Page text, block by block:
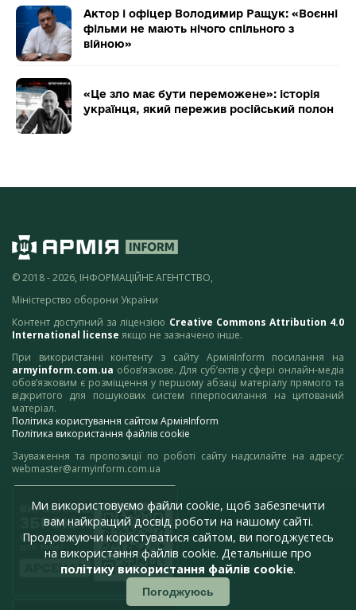
Актор і офіцер Володимир Ращук: «Воєнні
фільми не мають нічого спільного з
війною»
«Це зло має бути переможене»: історія
українця, який пережив російський полон
© 2018 - 2026, ІНФОРМАЦІЙНЕ АГЕНТСТВО,
Міністерство оборони України
Контент доступний за ліцензією Creative Commons Attribution 4.0
International license якщо не зазначено інше.
При використанні контенту з сайту АрміяInform посилання на
armyinform.com.ua обов’язкове. Для суб’єктів у сфері онлайн-медіа
обов’язковим є розміщення у першому абзаці матеріалу прямого та
відкритого для пошукових систем гіперпосилання на цитований
матеріал.
Політика користування сайтом АрміяInform
Політика використання файлів cookie
Зауваження та пропозиції по роботі сайту надсилайте на адресу:
webmaster@armyinform.com.ua
Ми використовуємо файли cookie, щоб забезпечити
вам найкращий досвід роботи на нашому сайті.
Продовжуючи користуватися сайтом, ви погоджуєтесь
на використання файлів cookie. Детальніше про
політику використання файлів cookie.
Погоджуюсь